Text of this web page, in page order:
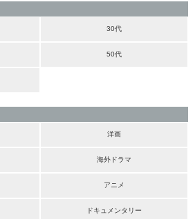
30代
50代
洋画
海外ドラマ
アニメ
ドキュメンタリー